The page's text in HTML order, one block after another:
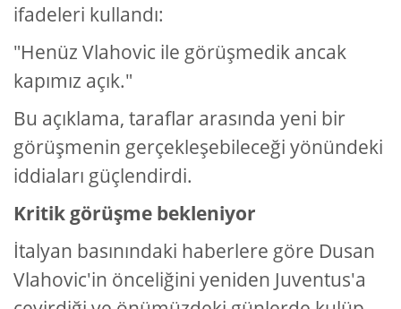
ifadeleri kullandı:
"Henüz Vlahovic ile görüşmedik ancak
kapımız açık."
Bu açıklama, taraflar arasında yeni bir
görüşmenin gerçekleşebileceği yönündeki
iddiaları güçlendirdi.
Kritik görüşme bekleniyor
İtalyan basınındaki haberlere göre Dusan
Vlahovic'in önceliğini yeniden Juventus'a